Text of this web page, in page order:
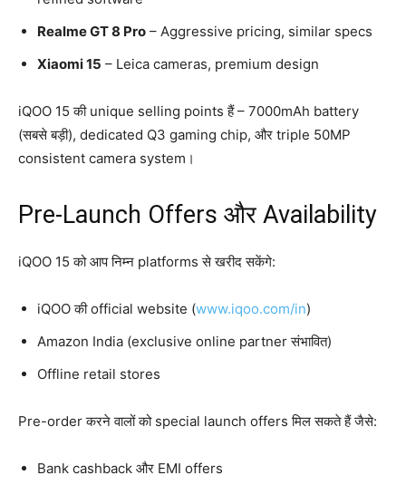
Realme GT 8 Pro – Aggressive pricing, similar specs
Xiaomi 15 – Leica cameras, premium design
iQOO 15 की unique selling points हैं – 7000mAh battery
(सबसे बड़ी), dedicated Q3 gaming chip, और triple 50MP
consistent camera system।
Pre-Launch Offers और Availability
iQOO 15 को आप निम्न platforms से खरीद सकेंगे:
iQOO की official website (www.iqoo.com/in)
Amazon India (exclusive online partner संभावित)
Offline retail stores
Pre-order करने वालों को special launch offers मिल सकते हैं जैसे:
Bank cashback और EMI offers